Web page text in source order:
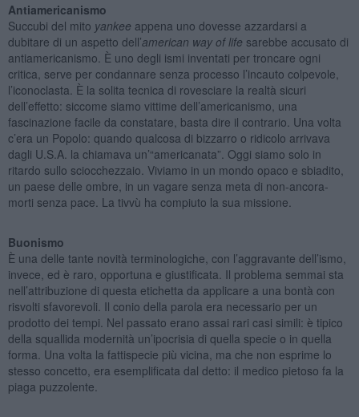
Antiamericanismo
Succubi del mito yankee appena uno dovesse azzardarsi a
dubitare di un aspetto dell’american way of life sarebbe accusato di
antiamericanismo. È uno degli ismi inventati per troncare ogni
critica, serve per condannare senza processo l’incauto colpevole,
l’iconoclasta. È la solita tecnica di rovesciare la realtà sicuri
dell’effetto: siccome siamo vittime dell’americanismo, una
fascinazione facile da constatare, basta dire il contrario. Una volta
c’era un Popolo: quando qualcosa di bizzarro o ridicolo arrivava
dagli U.S.A. la chiamava un’“americanata”. Oggi siamo solo in
ritardo sullo sciocchezzaio. Viviamo in un mondo opaco e sbiadito,
un paese delle ombre, in un vagare senza meta di non-ancora-
morti senza pace. La tivvù ha compiuto la sua missione.
Buonismo
È una delle tante novità terminologiche, con l’aggravante dell’ismo,
invece, ed è raro, opportuna e giustificata. Il problema semmai sta
nell’attribuzione di questa etichetta da applicare a una bontà con
risvolti sfavorevoli. Il conio della parola era necessario per un
prodotto dei tempi. Nel passato erano assai rari casi simili: è tipico
della squallida modernità un’ipocrisia di quella specie o in quella
forma. Una volta la fattispecie più vicina, ma che non esprime lo
stesso concetto, era esemplificata dal detto: il medico pietoso fa la
piaga puzzolente.